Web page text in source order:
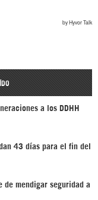
a los DDHH
43 días para el fin del
de mendigar seguridad a